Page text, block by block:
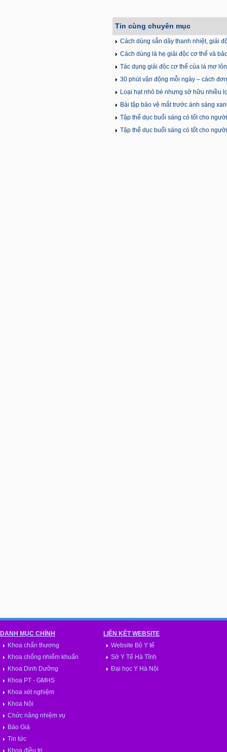
Tin cùng chuyên mục
Cách dùng sắn dây thanh nhiệt, giải
Cách dùng lá hẹ giải độc cơ thể và
Tác dụng giải độc cơ thể của lá mơ
30 phút vận động mỗi ngày – cách
Loại hạt nhỏ bé nhưng sở hữu nhiều
Bài tập bảo vệ mắt trước ánh sáng
Tập thể dục buổi sáng có tốt cho
Tập thể dục buổi sáng có tốt cho
DANH MỤC CHÍNH
Khoa chấn thương
Khoa chống nhiểm khuẩn
Khoa Dinh Dưỡng
Khoa PT - GMHS
Khoa xét nghiệm
Khoa Nội
Chức năng nhiệm vụ
Báo Giá
Tin tức
Khoa điều trị
LIÊN KẾT WEBSITE
Website Bộ Y tế
Sở Y Tế Hà Tĩnh
Đại học Y Hà Nội